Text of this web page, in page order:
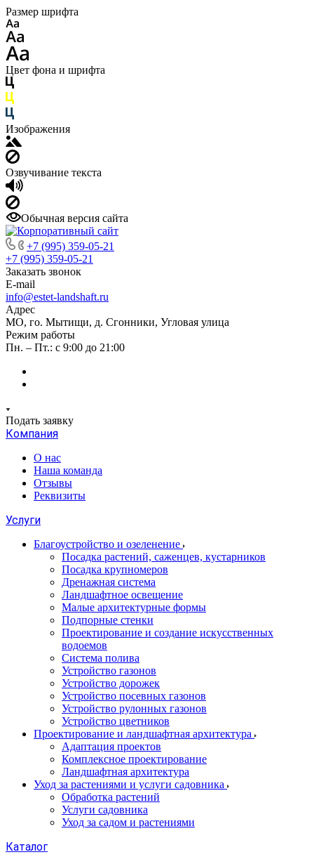
Размер шрифта
Цвет фона и шрифта
Изображения
Озвучивание текста
Обычная версия сайта
+7 (995) 359-05-21
+7 (995) 359-05-21
Заказать звонок
E-mail
info@estet-landshaft.ru
Адрес
МО, го. Мытищи, д. Сгонники, Угловая улица
Режим работы
Пн. – Пт.: с 9:00 до 21:00
Подать заявку
Компания
О нас
Наша команда
Отзывы
Реквизиты
Услуги
Благоустройство и озеленение
Посадка растений, саженцев, кустарников
Посадка крупномеров
Дренажная система
Ландшафтное освещение
Малые архитектурные формы
Подпорные стенки
Проектирование и создание искусственных
водоемов
Система полива
Устройство газонов
Устройство дорожек
Устройство посевных газонов
Устройство рулонных газонов
Устройство цветников
Проектирование и ландшафтная архитектура
Адаптация проектов
Комплексное проектирование
Ландшафтная архитектура
Уход за растениями и услуги садовника
Обработка растений
Услуги садовника
Уход за садом и растениями
Каталог